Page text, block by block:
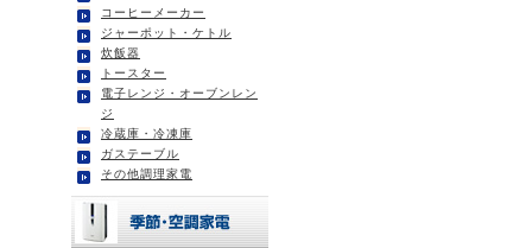
コーヒーメーカー
ジャーポット・ケトル
炊飯器
トースター
電子レンジ・オーブンレン
ジ
冷蔵庫・冷凍庫
ガステーブル
その他調理家電